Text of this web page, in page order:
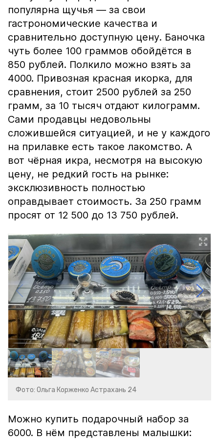
популярна щучья — за свои
гастрономические качества и
сравнительно доступную цену. Баночка
чуть более 100 граммов обойдётся в
850 рублей. Полкило можно взять за
4000. Привозная красная икорка, для
сравнения, стоит 2500 рублей за 250
грамм, за 10 тысяч отдают килограмм.
Сами продавцы недовольны
сложившейся ситуацией, и не у каждого
на прилавке есть такое лакомство. А
вот чёрная икра, несмотря на высокую
цену, не редкий гость на рынке:
эксклюзивность полностью
оправдывает стоимость. За 250 грамм
просят от 12 500 до 13 750 рублей.
Фото: Ольга Корженко Астрахань 24
Можно купить подарочный набор за
6000. В нём представлены малышки: